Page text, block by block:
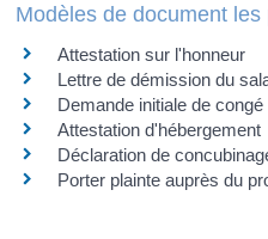
Modèles de document
Attestation sur l'honneur
Lettre de démission du
Demande initiale de
Attestation d'hébergement
Déclaration de
Porter plainte auprès du